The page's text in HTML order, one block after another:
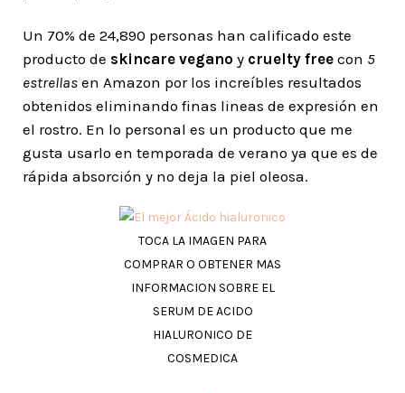
Un 70% de 24,890 personas han calificado este
producto de skincare vegano y cruelty free con 5
estrellas en Amazon por los increíbles resultados
obtenidos eliminando finas lineas de expresión en
el rostro. En lo personal es un producto que me
gusta usarlo en temporada de verano ya que es de
rápida absorción y no deja la piel oleosa.
TOCA LA IMAGEN PARA
COMPRAR O OBTENER MAS
INFORMACION SOBRE EL
SERUM DE ACIDO
HIALURONICO DE
COSMEDICA